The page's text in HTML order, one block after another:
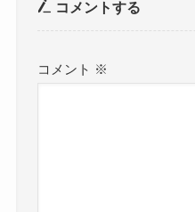
コメントする
コメント ※